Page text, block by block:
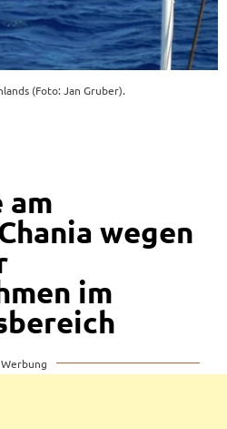
(Foto: Jan Gruber).
am
wegen
im
Werbung